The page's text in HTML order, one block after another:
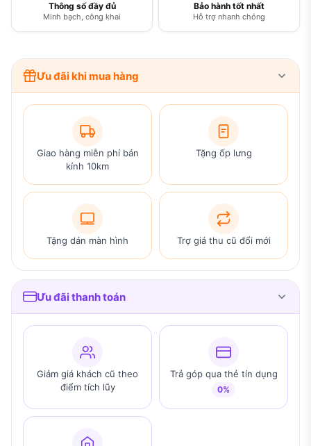
Thông số đầy đủ
Minh bạch, công khai
Bảo hành tốt nhất
Hỗ trợ nhanh chóng
Ưu đãi khi mua hàng
Giao hàng miễn phí bán
kính 10km
Tặng ốp lưng
Tặng dán màn hình Trợ giá thu cũ đổi mới
Ưu đãi thanh toán
Giảm giá khách cũ theo
điểm tích lũy
Trả góp qua thẻ tín dụng
0%